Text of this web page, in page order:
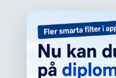
Logga in för att få